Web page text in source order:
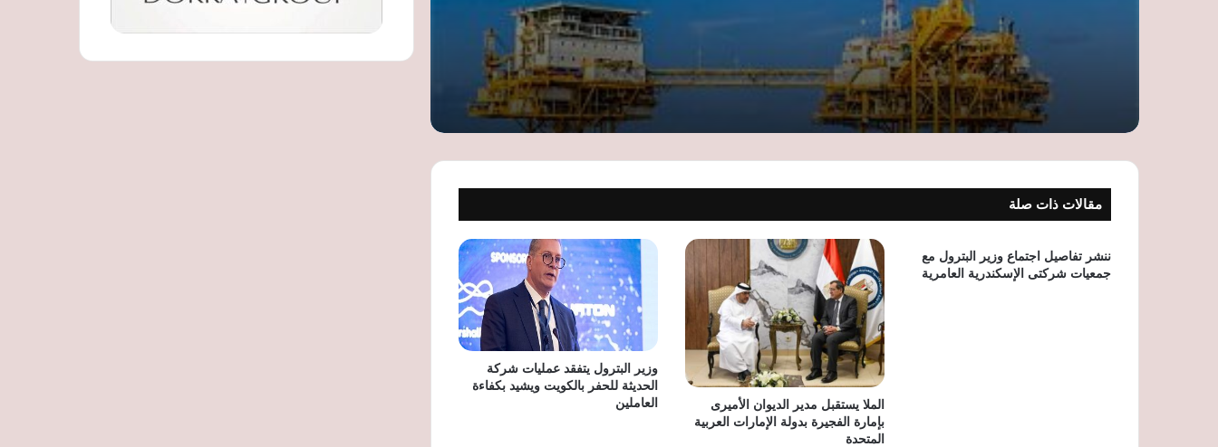
الجيوسياسية
الطاقة الشمسية خيار المستقبل.. كيف
تساعد المنازل على خفض فاتورة الكهرباء
ودعم الطاقة النظيفة؟
مع ارتفاع درجات الحرارة.. كيف تخفض
فاتورة الكهرباء
تحسين كفاءة الطاقة في مصر يقلل الفاقد
ويعزز الاستدامة
مقالات ذات صلة
ننشر تفاصيل اجتماع وزير البترول مع
جمعيات شركتى الإسكندرية العامرية
الملا يستقبل مدير الديوان الأميرى
بإمارة الفجيرة بدولة الإمارات العربية
المتحدة
وزير البترول يتفقد عمليات شركة
الحديثة للحفر بالكويت ويشيد بكفاءة
العاملين